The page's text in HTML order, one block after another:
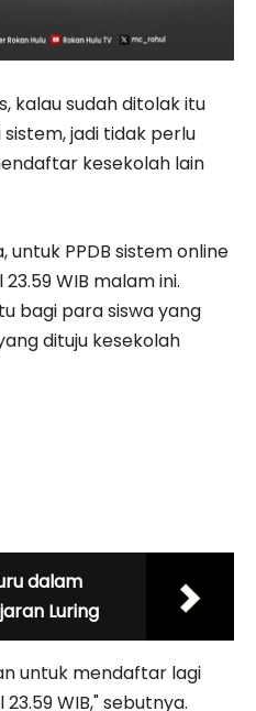
kalau sudah ditolak itu
jadi tidak perlu
kesekolah lain
untuk PPDB sistem online
WIB malam ini.
bagi para siswa yang
dituju kesekolah
dalam
Luring
untuk mendaftar lagi
WIB," sebutnya.